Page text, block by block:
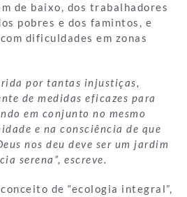
de baixo, dos trabalhadores
pobres e dos famintos, e
dificuldades em zonas
por tantas injustiças,
de medidas eficazes para
em conjunto no mesmo
e na consciência de que
nos deu deve ser um jardim
serena”, escreve.
de “ecologia integral”,